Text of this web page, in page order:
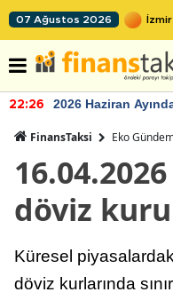
07 Ağustos 2026
22:26 2026 Haziran
FinansTaksi Eko
döviz
Küresel
döviz kurlarında